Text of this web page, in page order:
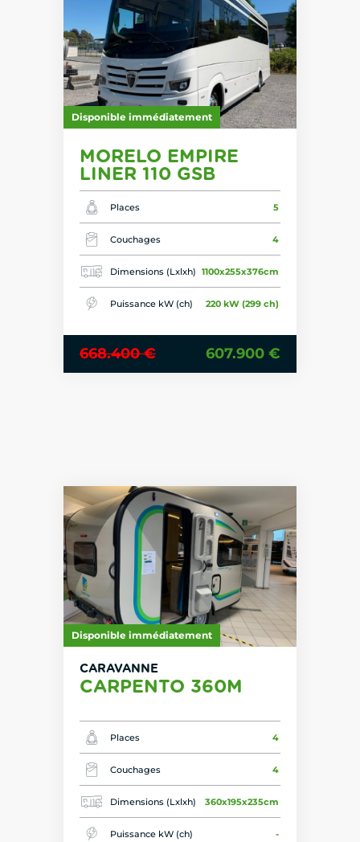
Disponible immédiatement
MORELO EMPIRE
LINER 110 GSB
Places 5
Couchages 4
Dimensions (Lxlxh) 1100x255x376cm
Puissance kW (ch) 220 kW (299 ch)
668.400 € 607.900 €
Disponible immédiatement
CARAVANNE
CARPENTO 360M
Places 4
Couchages 4
Dimensions (Lxlxh) 360x195x235cm
Puissance kW (ch) -